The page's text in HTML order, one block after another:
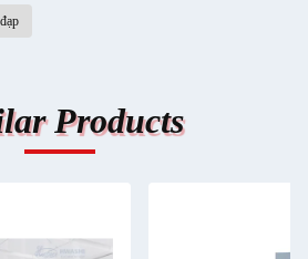
installation by following the steps.
Products